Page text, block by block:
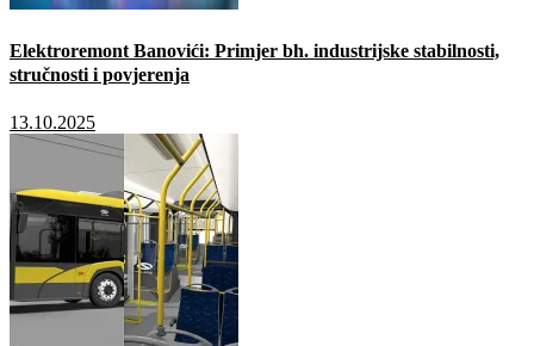
Elektroremont Banovići: Primjer bh. industrijske stabilnosti,
stručnosti i povjerenja
13.10.2025